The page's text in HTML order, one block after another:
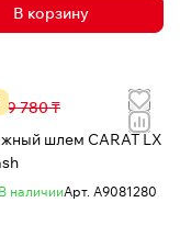
В корзину
780 ₸
шлем CARAT LX
В наличииАрт. A9081280